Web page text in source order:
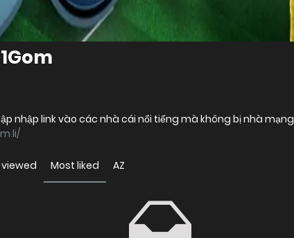
nhập link vào các nhà cái nổi tiếng mà không bị nhà mạng
Most liked AZ